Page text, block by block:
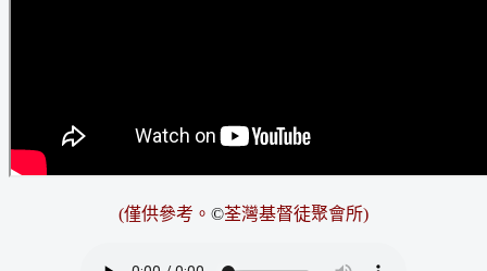
(僅供參考。 ©荃灣基督徒聚會所)